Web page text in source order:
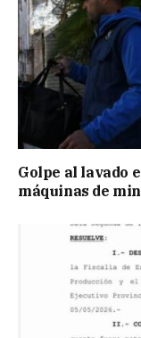
Golpe al lavado
máquinas de